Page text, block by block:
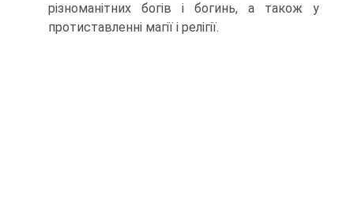
різноманітних богів і богинь, а також у
протиставленні магії і релігії.